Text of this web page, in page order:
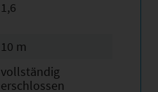
1,6
10 m
vollständig
erschlossen